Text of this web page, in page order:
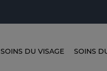
SOINS DU VISAGE SOINS